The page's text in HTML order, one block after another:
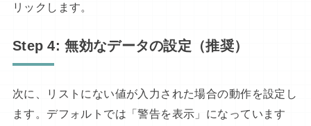
リックします。
Step 4: 無効なデータの設定 （推奨）
次に、リストにない値が入力された場合の動作を設定し
ます。デフォルトでは「警告を表示」になっています